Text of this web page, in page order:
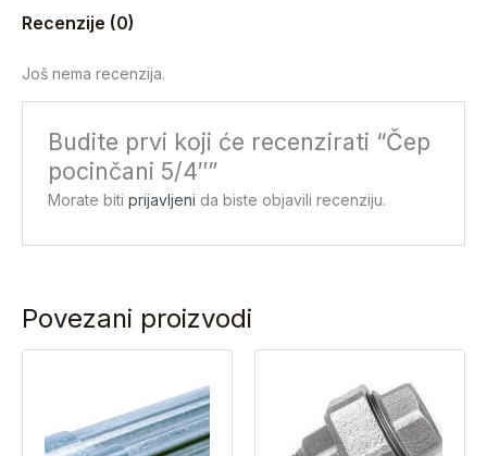
Recenzije (0)
Još nema recenzija.
Budite prvi koji će recenzirati “Čep
pocinčani 5/4″”
Morate bitiprijavljeni da biste objavili recenziju.
Povezani proizvodi